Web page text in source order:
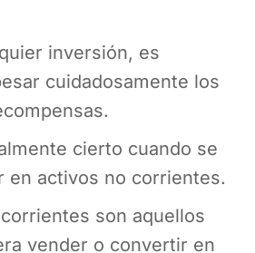
inversión, es
cuidadosamente los
cierto cuando se
en activos no corrientes.
son aquellos
vender o convertir en